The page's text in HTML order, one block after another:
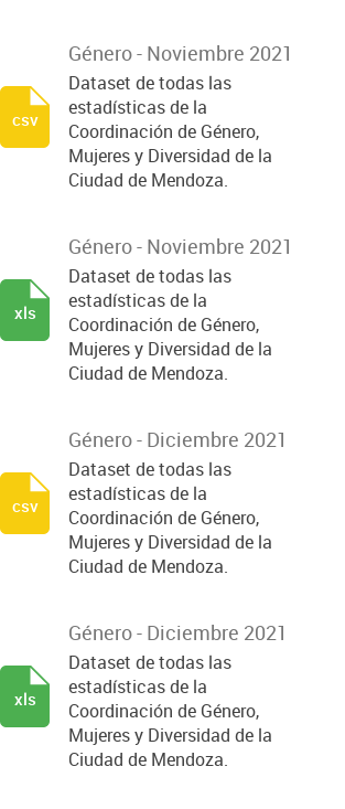
Género - Noviembre 2021
Dataset de todas las
estadísticas de la
Coordinación de Género,
Mujeres y Diversidad de la
Ciudad de Mendoza.
csv
Género - Noviembre 2021
Dataset de todas las
estadísticas de la
Coordinación de Género,
Mujeres y Diversidad de la
Ciudad de Mendoza.
xls
Género - Diciembre 2021
Dataset de todas las
estadísticas de la
Coordinación de Género,
Mujeres y Diversidad de la
Ciudad de Mendoza.
csv
Género - Diciembre 2021
Dataset de todas las
estadísticas de la
Coordinación de Género,
Mujeres y Diversidad de la
Ciudad de Mendoza.
xls